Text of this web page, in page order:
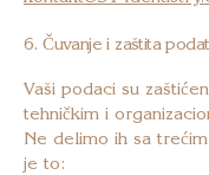
6. Čuvanje i zaštita
Vaši podaci su
tehničkim i
Ne delimo ih sa
je to: